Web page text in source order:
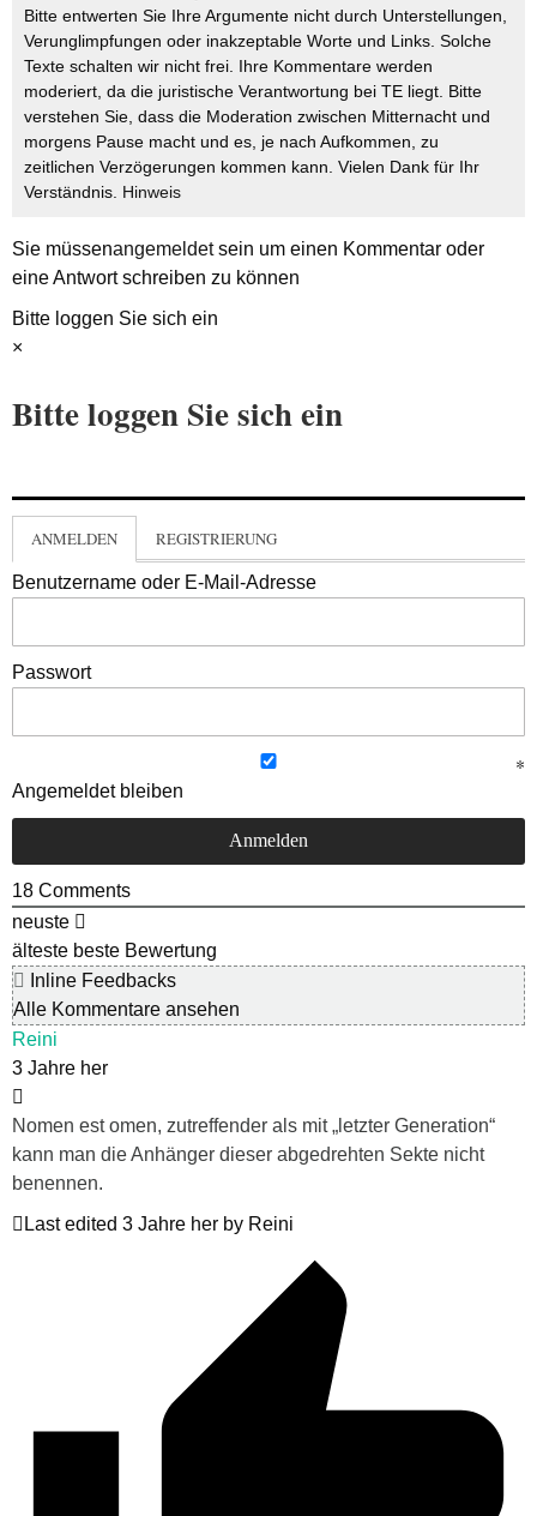
Bitte entwerten Sie Ihre Argumente nicht durch Unterstellungen,
Verunglimpfungen oder inakzeptable Worte und Links. Solche
Texte schalten wir nicht frei. Ihre Kommentare werden
moderiert, da die juristische Verantwortung bei TE liegt. Bitte
verstehen Sie, dass die Moderation zwischen Mitternacht und
morgens Pause macht und es, je nach Aufkommen, zu
zeitlichen Verzögerungen kommen kann. Vielen Dank für Ihr
Verständnis. Hinweis
Sie müssenangemeldetsein um einen Kommentar oder
eine Antwort schreiben zu können
Bitte loggen Sie sich ein
×
Bitte loggen Sie sich ein
ANMELDEN REGISTRIERUNG
Benutzername oder E-Mail-Adresse
Passwort
Angemeldet bleiben
18 Comments
neuste
älteste beste Bewertung
Inline Feedbacks
Alle Kommentare ansehen
Reini
3 Jahre her
Nomen est omen, zutreffender als mit „letzter Generation“
kann man die Anhänger dieser abgedrehten Sekte nicht
benennen.
Last edited 3 Jahre her by Reini